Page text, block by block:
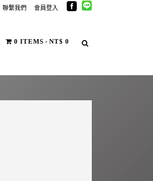
聯繫我們 會員登入
0 ITEMS NT$ 0